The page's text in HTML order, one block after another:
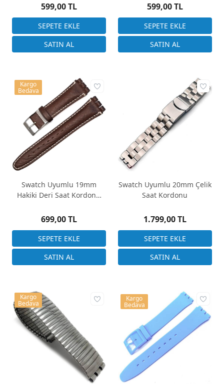
599,00 TL 599,00 TL
Swatch Uyumlu 19mm
Hakiki Deri Saat Kordonu
699,00 TL
Kargo
Bedava
Swatch Uyumlu 20mm Çelik
Saat Kordonu
1.799,00 TL
Kargo
Bedava
Kargo
Bedava